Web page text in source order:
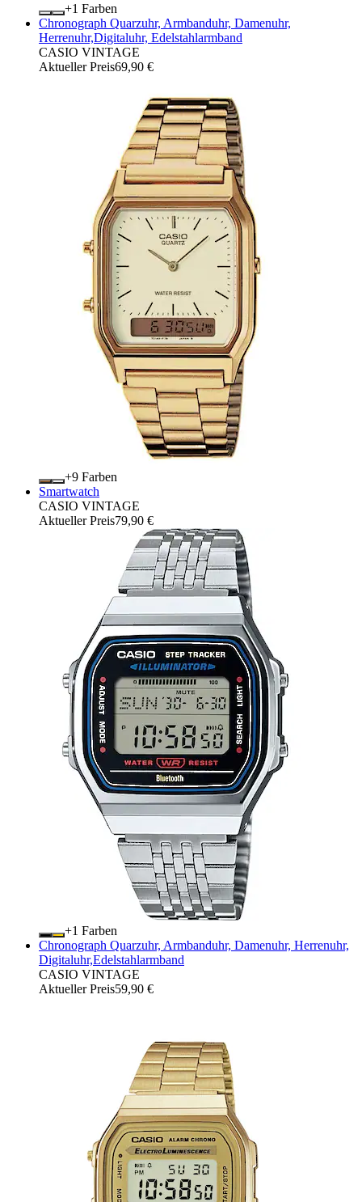
+
Farben
Chronograph Quarzuhr, Armbanduhr, Damenuhr,
Herrenuhr,Digitaluhr, Edelstahlarmband
CASIO VINTAGE
Aktueller Preis69,90 €
+
Farben
Smartwatch
CASIO VINTAGE
Aktueller Preis79,90 €
+
Farben
Chronograph Quarzuhr, Armbanduhr, Damenuhr, Herrenuhr,
Digitaluhr,Edelstahlarmband
CASIO VINTAGE
Aktueller Preis59,90 €